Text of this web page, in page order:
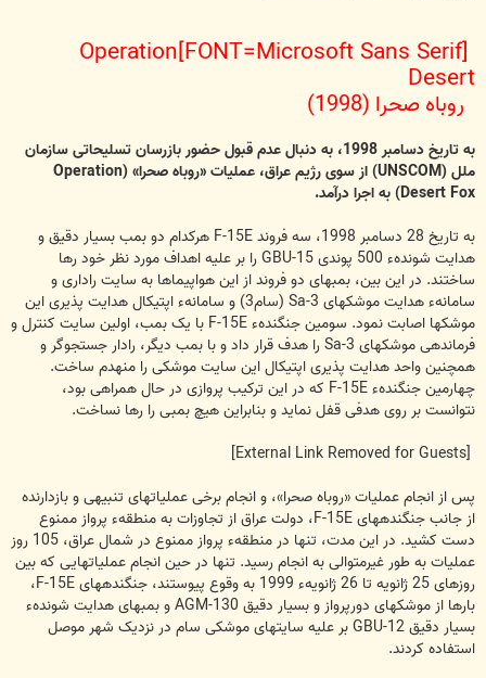
[FONT=Microsoft Sans Serif]Operation
Desert
روباه صحرا (1998)
به تاریخ دسامبر 1998، به دنبال عدم قبول حضور بازرسان تسلیحاتی سازمان
ملل (UNSCOM) از سوی رژیم عراق، عملیات «روباه صحرا» (Operation
Desert Fox) به اجرا درآمد.
به تاریخ 28 دسامبر 1998، سه فروند F-15E هرکدام دو بمب بسیار دقیق و
هدایت شوندهء 500 پوندی GBU-15 را بر علیه اهداف مورد نظر خود رها
ساختند. در این بین، بمبهای دو فروند از این هواپیماها به سایت راداری و
سامانهء هدایت موشکهای Sa-3 (سام3) و سامانهء اپتیکال هدایت پذیری این
موشکها اصابت نمود. سومین جنگندهء F-15E با یک بمب، اولین سایت کنترل و
فرماندهی موشکهای Sa-3 را هدف قرار داد و با بمب دیگر، رادار جستجوگر و
همچنین واحد هدایت پذیری اپتیکال این سایت موشکی را منهدم ساخت.
چهارمین جنگندهء F-15E که در این ترکیب پروازی در حال همراهی بود،
نتوانست بر روی هدفی قفل نماید و بنابراین هیچ بمبی را رها نساخت.
پس از انجام عملیات «روباه صحرا»، و انجام برخی عملیاتهای تنبیهی و بازدارنده
از جانب جنگنده‏های F-15E، دولت عراق از تجاوزات به منطقهء پرواز ممنوع
دست کشید. در این مدت، تنها در منطقهء پرواز ممنوع در شمال عراق، 105 روز
عملیات به طور غیرمتوالی به انجام رسید. تنها در حین انجام عملیاتهایی که بین
روزهای 25 ژانویه تا 26 ژانویهء 1999 به وقوع پیوستند، جنگنده‏های F-15E،
بارها از موشکهای دورپرواز و بسیار دقیق AGM-130 و بمبهای هدایت شوندهء
بسیار دقیق GBU-12 بر علیه سایتهای موشکی سام در نزدیک شهر موصل
استفاده کردند.